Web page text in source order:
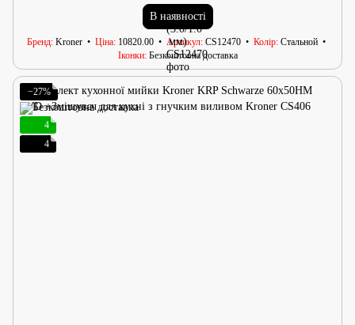
В наявності
Бренд Kroner Ціна 10820.00 Артикул CS12470 Колір Стальной
Іконки Безкоштовна доставка
−27%
4
4